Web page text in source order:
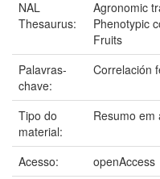
NAL
Thesaurus:
Agronomic
Phenotypic
Fruits
Palavras-
chave:
Correlación
Tipo do
material:
Resumo em
Acesso:
openAccess